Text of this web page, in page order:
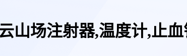
山场注射器,温度计,止